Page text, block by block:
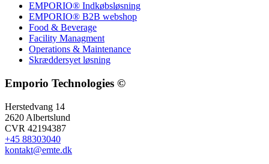
EMPORIO® Indkøbsløsning
EMPORIO® B2B webshop
Food & Beverage
Facility Managment
Operations & Maintenance
Skræddersyet løsning
Emporio Technologies ©
Herstedvang 14
2620 Albertslund
CVR 42194387
+45 88303040
kontakt@emte.dk